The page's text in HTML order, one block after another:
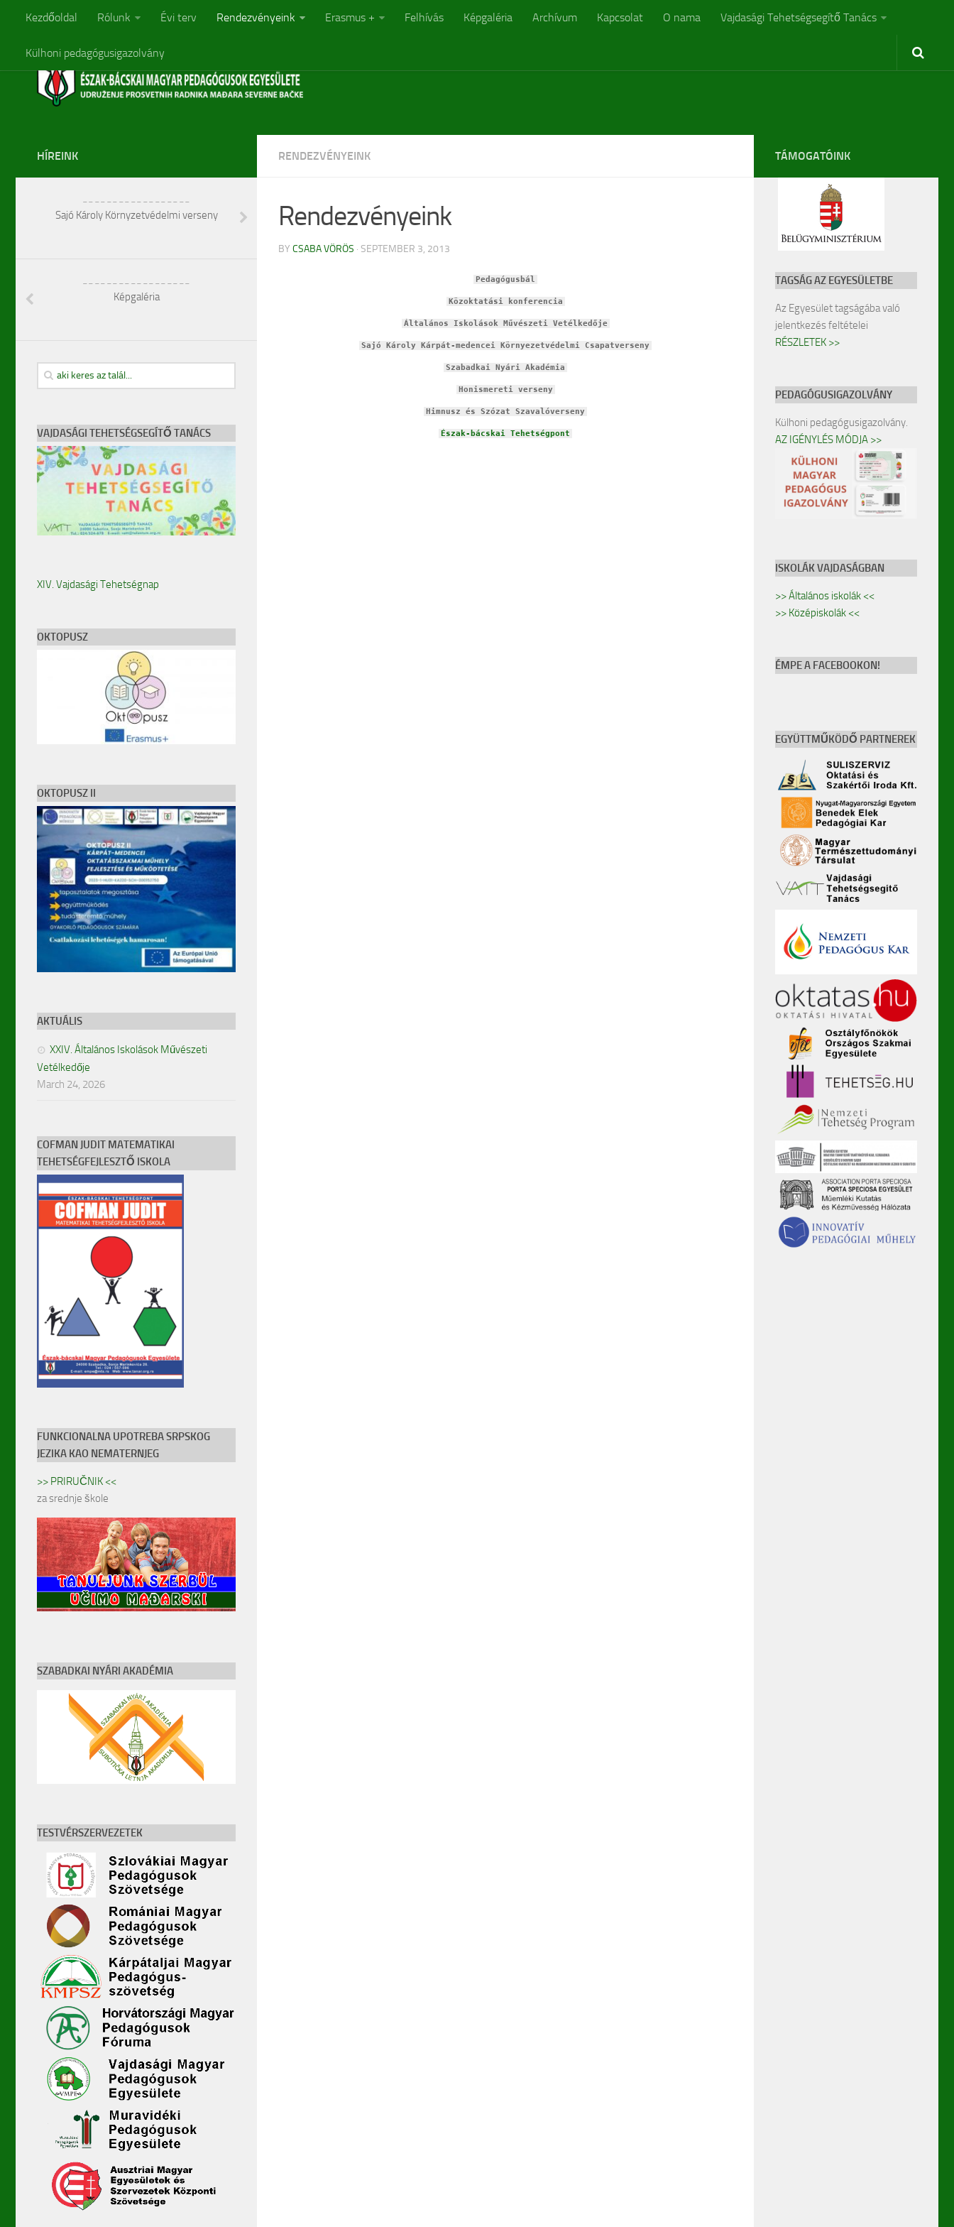
Kezdőoldal Rólunk Évi terv Rendezvényeink Erasmus + Felhívás Képgaléria Archívum Kapcsolat O nama Vajdasági Tehetségsegítő Tanács
Külhoni pedagógusigazolvány
RENDEZVÉNYEINK
Rendezvényeink
BY CSABA VÖRÖS · SEPTEMBER 3, 2013
Pedagógusbál
Közoktatási konferencia
Általános Iskolások Művészeti Vetélkedője
Sajó Károly Kárpát-medencei Környezetvédelmi Csapatverseny
Szabadkai Nyári Akadémia
Honismereti verseny
Himnusz és Szózat Szavalóverseny
Észak-bácskai Tehetségpont
HÍREINK
Sajó Károly Környzetvédelmi verseny
Képgaléria
VAJDASÁGI TEHETSÉGSEGÍTŐ TANÁCS
XIV. Vajdasági Tehetségnap
OKTOPUSZ
OKTOPUSZ II
AKTUÁLIS
XXIV. Általános Iskolások Művészeti
Vetélkedője
March 24, 2026
COFMAN JUDIT MATEMATIKAI
TEHETSÉGFEJLESZTŐ ISKOLA
FUNKCIONALNA UPOTREBA SRPSKOG
JEZIKA KAO NEMATERNJEG
>> PRIRUČNIK <<
za srednje škole
SZABADKAI NYÁRI AKADÉMIA
TESTVÉRSZERVEZETEK
TÁMOGATÓINK
TAGSÁG AZ EGYESÜLETBE
Az Egyesület tagságába való
jelentkezés feltételei
RÉSZLETEK >>
PEDAGÓGUSIGAZOLVÁNY
Külhoni pedagógusigazolvány.
AZ IGÉNYLÉS MÓDJA >>
ISKOLÁK VAJDASÁGBAN
>> Általános iskolák <<
>> Középiskolák <<
ÉMPE A FACEBOOKON!
EGYÜTTMŰKÖDŐ PARTNEREK